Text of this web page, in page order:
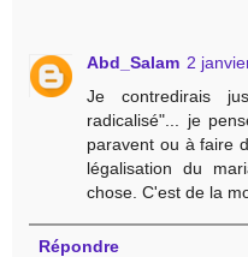
Abd_Salam 2
Je contredirais
radicalisé"... je
paravent ou à faire
légalisation du
chose. C'est de la
Répondre